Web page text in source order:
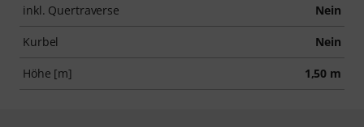
inkl. Quertraverse Nein
Kurbel Nein
Höhe [m] 1,50 m